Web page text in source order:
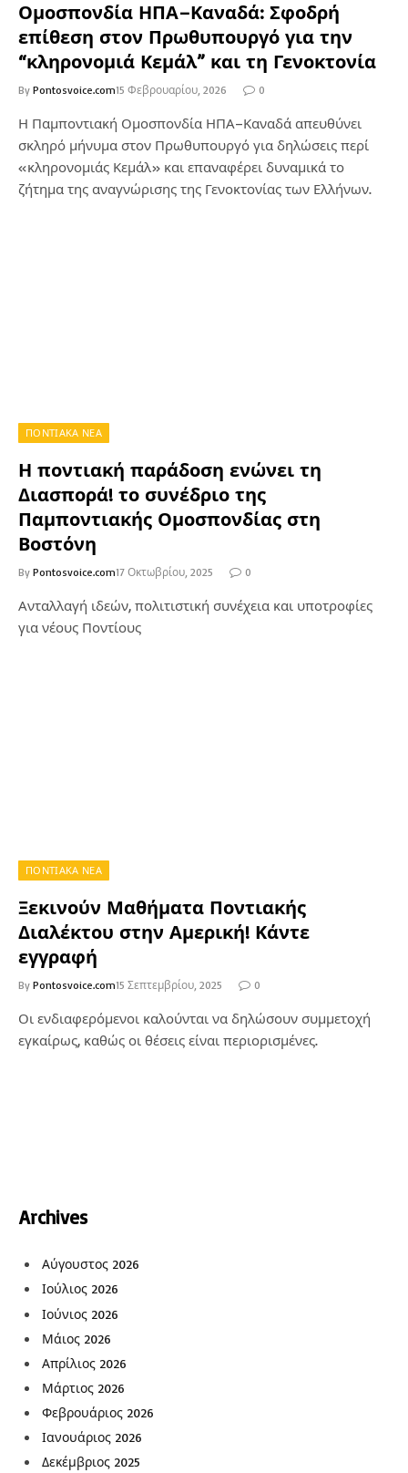
Ομοσπονδία ΗΠΑ–Καναδά: Σφοδρή
επίθεση στον Πρωθυπουργό για την
“κληρονομιά Κεμάλ” και τη Γενοκτονία
By Pontosvoice.com15 Φεβρουαρίου, 2026 0
Η Παμποντιακή Ομοσπονδία ΗΠΑ–Καναδά απευθύνει
σκληρό μήνυμα στον Πρωθυπουργό για δηλώσεις περί
«κληρονομιάς Κεμάλ» και επαναφέρει δυναμικά το
ζήτημα της αναγνώρισης της Γενοκτονίας των Ελλήνων.
ΠΟΝΤΙΑΚΑ ΝΕΑ
Η ποντιακή παράδοση ενώνει τη
Διασπορά! το συνέδριο της
Παμποντιακής Ομοσπονδίας στη
Βοστόνη
By Pontosvoice.com17 Οκτωβρίου, 2025 0
Ανταλλαγή ιδεών, πολιτιστική συνέχεια και υποτροφίες
για νέους Ποντίους
ΠΟΝΤΙΑΚΑ ΝΕΑ
Ξεκινούν Μαθήματα Ποντιακής
Διαλέκτου στην Αμερική! Κάντε
εγγραφή
By Pontosvoice.com15 Σεπτεμβρίου, 2025 0
Οι ενδιαφερόμενοι καλούνται να δηλώσουν συμμετοχή
εγκαίρως, καθώς οι θέσεις είναι περιορισμένες.
Archives
Αύγουστος 2026
Ιούλιος 2026
Ιούνιος 2026
Μάιος 2026
Απρίλιος 2026
Μάρτιος 2026
Φεβρουάριος 2026
Ιανουάριος 2026
Δεκέμβριος 2025